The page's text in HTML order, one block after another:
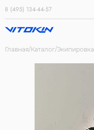
8 (495) 134-44-57
Главная Каталог Экипировка